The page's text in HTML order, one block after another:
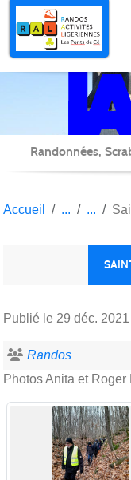
Randonnées,
Accueil
Publié le 29 déc. 2021
Randos
Photos Anita et Roger
Panneau de gestion